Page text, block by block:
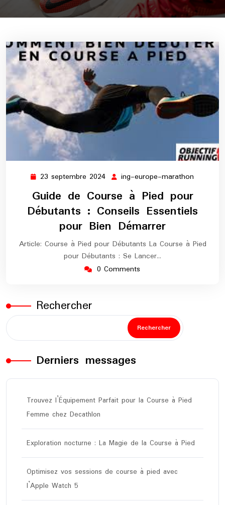
23 septembre 2024 23
septembre
2024
ing-europe-marathon
Guide de Course à Pied pour
Débutants : Conseils Essentiels
pour Bien Démarrer
Article: Course à Pied pour Débutants La Course à Pied
pour Débutants : Se Lancer…
0 Comments
Rechercher
Rechercher
Derniers messages
Trouvez l’Équipement Parfait pour la Course à Pied
Femme chez Decathlon
Exploration nocturne : La Magie de la Course à Pied
Optimisez vos sessions de course à pied avec
l’Apple Watch 5